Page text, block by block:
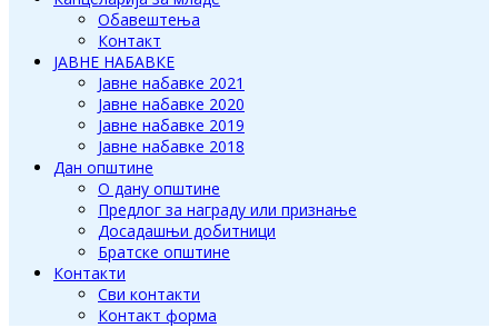
Обавештења
Контакт
ЈАВНЕ НАБАВКЕ
Јавне набавке 2021
Јавне набавке 2020
Јавне набавке 2019
Јавне набавке 2018
Дан општине
О дану општине
Предлог за награду или признање
Досадашњи добитници
Братске општине
Контакти
Сви контакти
Контакт форма